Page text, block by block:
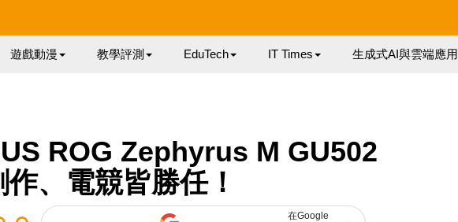
遊戲動漫 教學評測 EduTech IT Times 生成式AI與雲端應用
ROG Zephyrus M GU502
作、電競皆勝任！
在Google